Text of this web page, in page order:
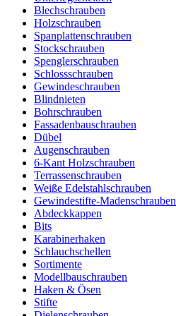
Blechschrauben
Holzschrauben
Spanplattenschrauben
Stockschrauben
Spenglerschrauben
Schlossschrauben
Gewindeschrauben
Blindnieten
Bohrschrauben
Fassadenbauschrauben
Dübel
Augenschrauben
6-Kant Holzschrauben
Terrassenschrauben
Weiße Edelstahlschrauben
Gewindestifte-Madenschrauben
Abdeckkappen
Bits
Karabinerhaken
Schlauchschellen
Sortimente
Modellbauschrauben
Haken & Ösen
Stifte